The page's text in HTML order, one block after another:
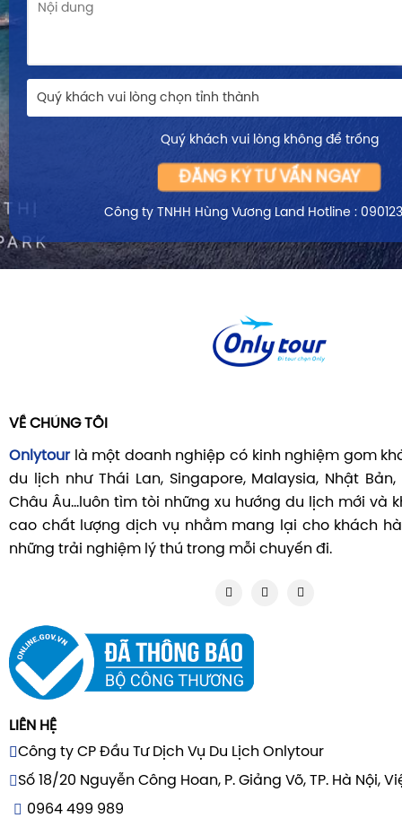
Quý khách vui lòng chọn tỉnh thành
Quý khách vui lòng không để trống
ĐĂNG KÝ TƯ VẤN NGAY
Công ty TNHH Hùng Vương LandHotline :
VỀ CHÚNG TÔI
Onlytourlà một doanh nghiệp có kinh nghiệm gom
du lịch như Thái Lan, Singapore, Malaysia, Nhật Bản,
Châu Âu...luôn tìm tòi những xu hướng du lịch mới và
cao chất lượng dịch vụ nhằm mang lại cho khách
những trải nghiệm lý thú trong mỗi chuyến đi.
LIÊN HỆ
Công ty CP Đầu Tư Dịch Vụ Du Lịch Onlytour
Số 18/20 Nguyễn Công Hoan, P. Giảng Võ, TP. Hà Nội,
0964 499 989